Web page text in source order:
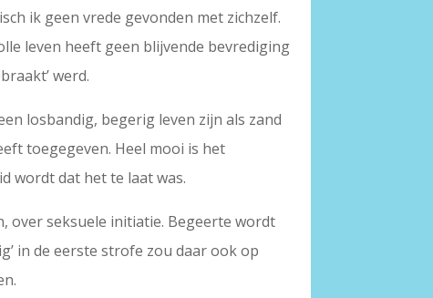
ik geen vrede gevonden met zichzelf.
leven heeft geen blijvende bevrediging
werd.
losbandig, begerig leven zijn als zand
toegegeven. Heel mooi is het
wordt dat het te laat was.
over seksuele initiatie. Begeerte wordt
in de eerste strofe zou daar ook op